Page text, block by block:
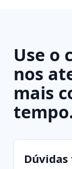
Use o
nos
mais